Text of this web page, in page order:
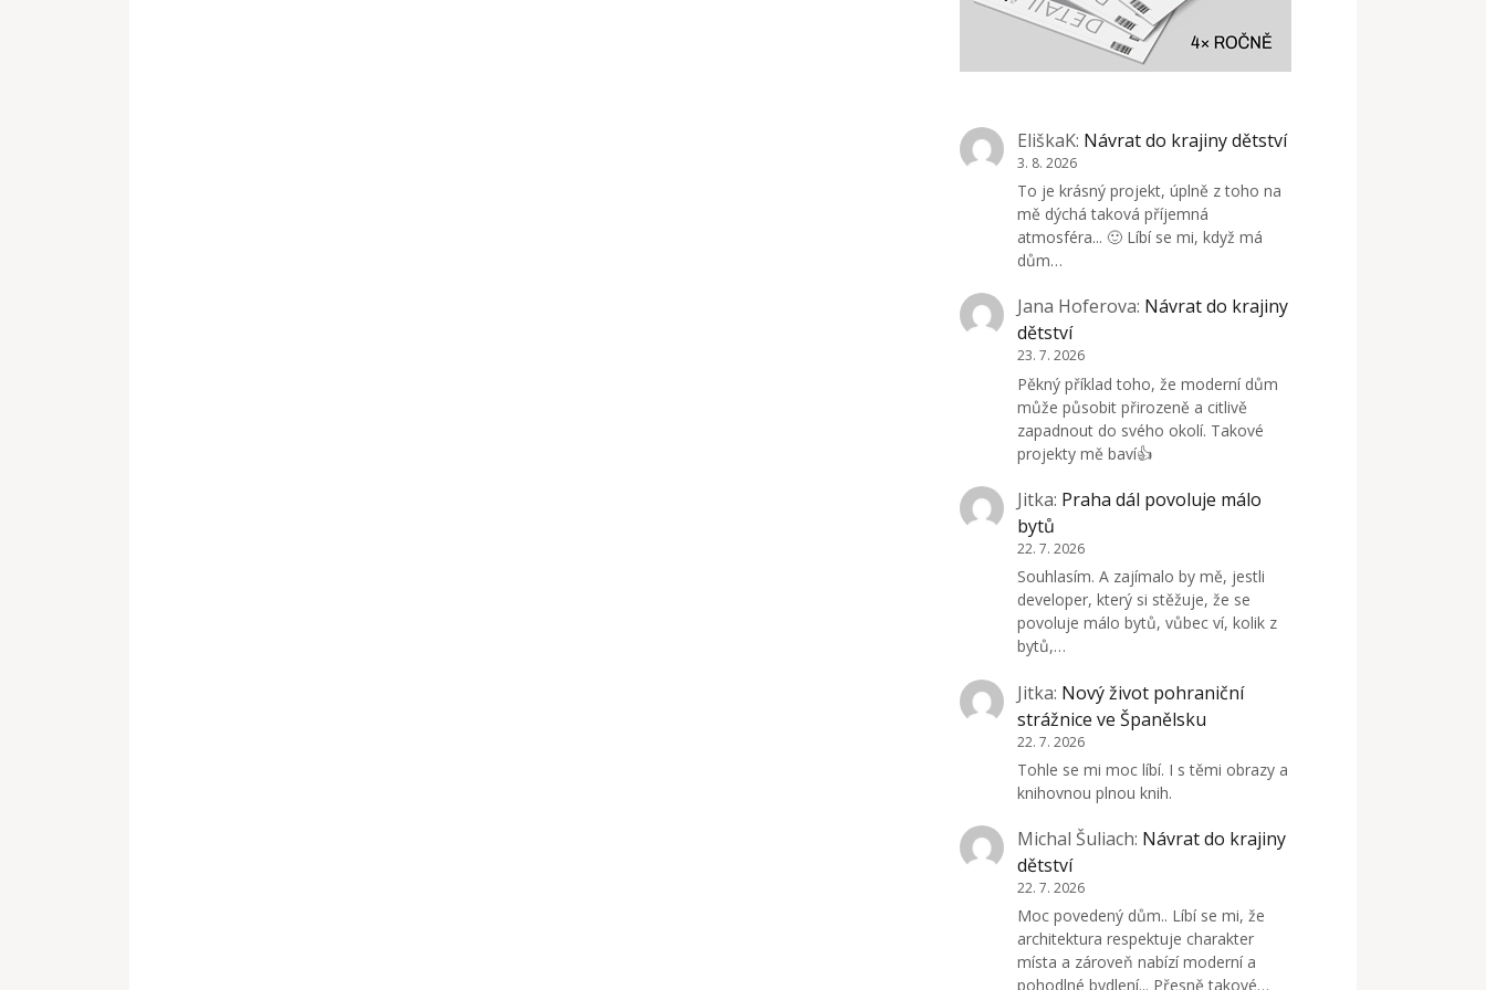
EliškaK: Návrat do krajiny dětství
3. 8. 2026
To je krásný projekt, úplně z toho na
mě dýchá taková příjemná
atmosféra... 🙂 Líbí se mi, když má
dům…
Jana Hoferova: Návrat do krajiny
dětství
23. 7. 2026
Pěkný příklad toho, že moderní dům
může působit přirozeně a citlivě
zapadnout do svého okolí. Takové
projekty mě baví👍
Jitka: Praha dál povoluje málo
bytů
22. 7. 2026
Souhlasím. A zajímalo by mě, jestli
developer, který si stěžuje, že se
povoluje málo bytů, vůbec ví, kolik z
bytů,…
Jitka: Nový život pohraniční
strážnice ve Španělsku
22. 7. 2026
Tohle se mi moc líbí. I s těmi obrazy a
knihovnou plnou knih.
Michal Šuliach: Návrat do krajiny
dětství
22. 7. 2026
Moc povedený dům.. Líbí se mi, že
architektura respektuje charakter
místa a zároveň nabízí moderní a
pohodlné bydlení... Přesně takové…